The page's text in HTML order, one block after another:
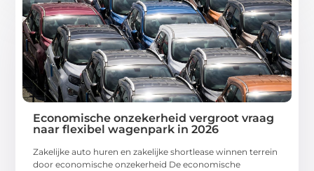
Economische onzekerheid vergroot vraag
naar flexibel wagenpark in 2026
Zakelijke auto huren en zakelijke shortlease winnen terrein
door economische onzekerheid De economische